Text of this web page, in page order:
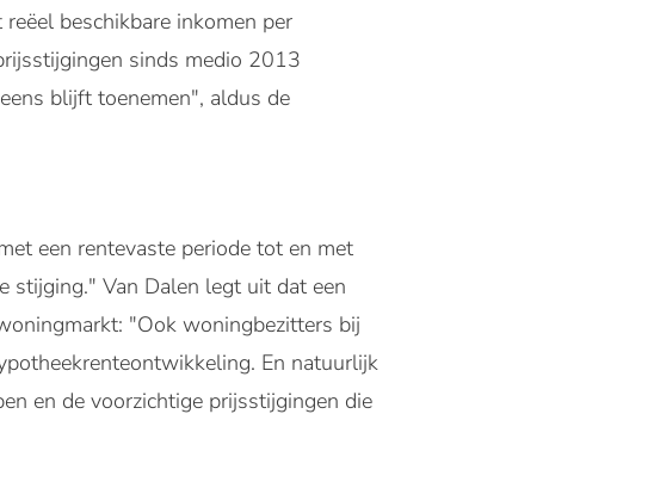
beschikbare inkomen per
sinds medio 2013
blijft toenemen", aldus de
een rentevaste periode tot en met
stijging." Van Dalen legt uit dat een
"Ook woningbezitters bij
En natuurlijk
en de voorzichtige prijsstijgingen die